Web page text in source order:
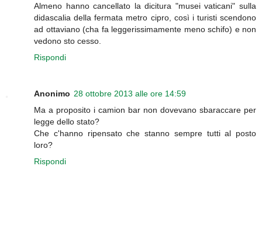
Almeno hanno cancellato la dicitura "musei vaticani" sulla
didascalia della fermata metro cipro, così i turisti scendono
ad ottaviano (cha fa leggerissimamente meno schifo) e non
vedono sto cesso.
Rispondi
Anonimo 28 ottobre 2013 alle ore 14:59
Ma a proposito i camion bar non dovevano sbaraccare per
legge dello stato?
Che c'hanno ripensato che stanno sempre tutti al posto
loro?
Rispondi